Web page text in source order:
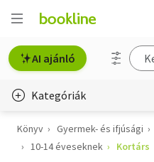
AI ajánló
Kategóriák
Életmód, egészség
Könyv Gyermek- és ifjúsági
10-14 éveseknek
Kortárs